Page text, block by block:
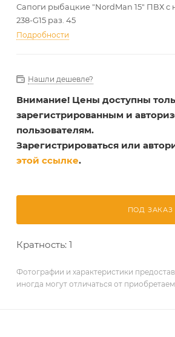
Сапоги рыбацкие "NordMan 15" ПВХ с
238-G15 раз. 45
Подробности
Нашли дешевле?
Внимание! Цены доступны
зарегистрированным и
пользователям.
Зарегистрироваться или
этой ссылке.
ПОД ЗАКАЗ
Кратность: 1
Фотографии и характеристики
иногда могут отличаться от